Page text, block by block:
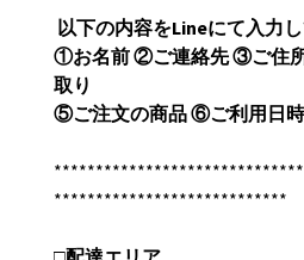
以下の内容をLineにて入力し
①お名前②ご連絡先③ご住
取り
⑤ご注文の商品⑥ご利用日時
****************************